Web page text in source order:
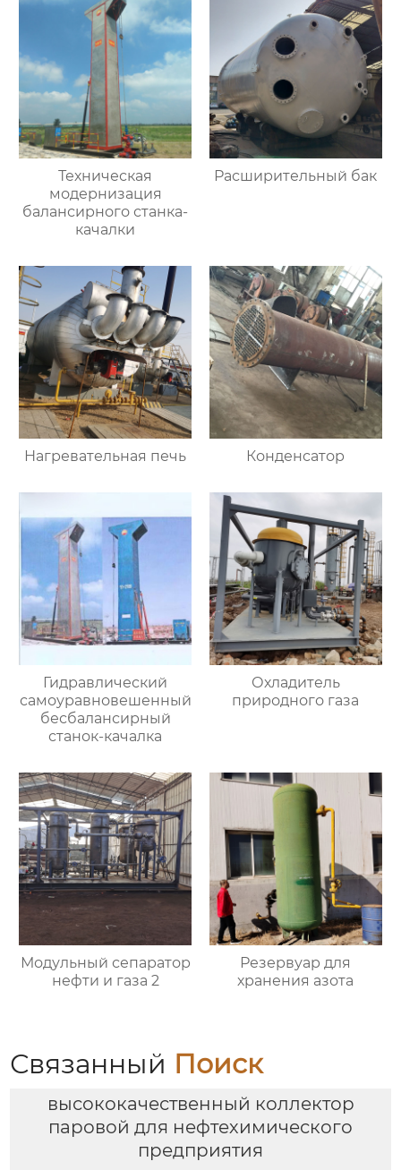
Техническая
модернизация
балансирного станка-
качалки
Расширительный бак
Нагревательная печь Конденсатор
Гидравлический
самоуравновешенный
бесбалансирный
станок-качалка
Охладитель
природного газа
Модульный сепаратор
нефти и газа 2
Резервуар для
хранения азота
Связанный Поиск
высококачественный коллектор
паровой для нефтехимического
предприятия